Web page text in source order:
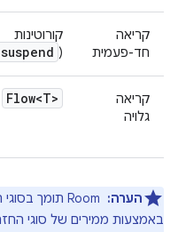
קריאה
חד-פעמית
קורוטינות
(
suspend
קריאה
גלויה
Flow<T>
הערה: